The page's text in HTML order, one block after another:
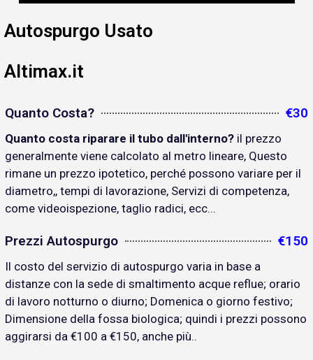
Autospurgo Usato
Altimax.it
Quanto Costa? €30
Quanto costa riparare il tubo dall'interno? il prezzo
generalmente viene calcolato al metro lineare, Questo
rimane un prezzo ipotetico, perché possono variare per il
diametro,, tempi di lavorazione, Servizi di competenza,
come videoispezione, taglio radici, ecc...
Prezzi Autospurgo €150
Il costo del servizio di autospurgo varia in base a
distanze con la sede di smaltimento acque reflue; orario
di lavoro notturno o diurno; Domenica o giorno festivo;
Dimensione della fossa biologica; quindi i prezzi possono
aggirarsi da €100 a €150, anche più..